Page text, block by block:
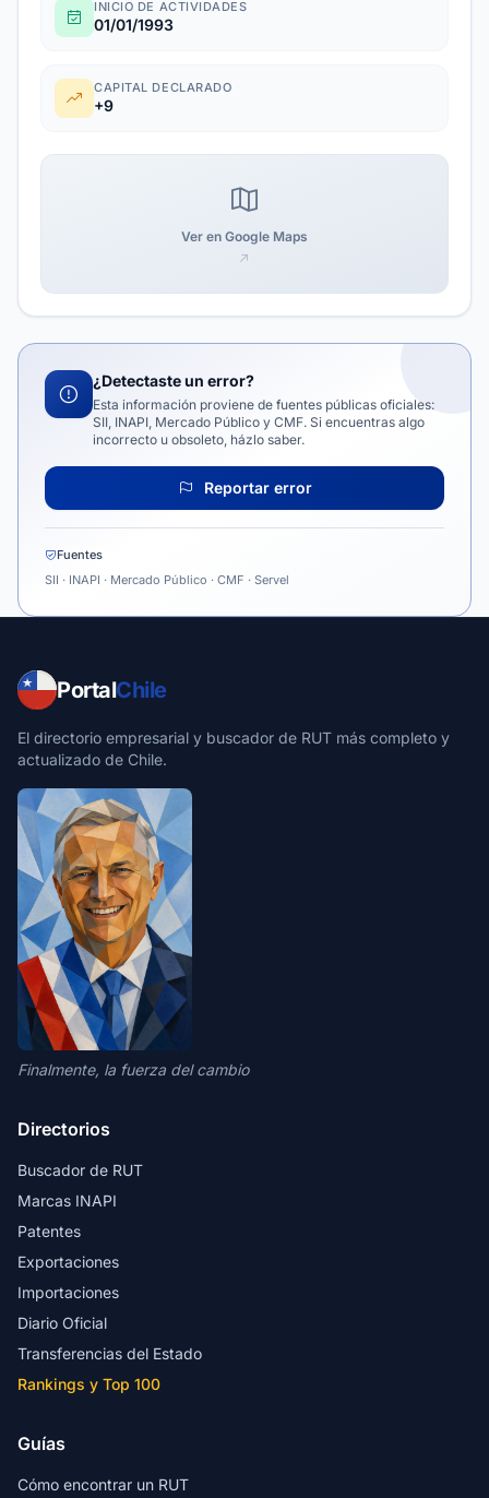
INICIO DE ACTIVIDADES
01/01/1993
CAPITAL DECLARADO
+9
Ver en Google Maps
¿Detectaste un error?
Esta información proviene de fuentes públicas oficiales:
SII, INAPI, Mercado Público y CMF. Si encuentras algo
incorrecto u obsoleto, házlo saber.
Reportar error
Fuentes
SII · INAPI · Mercado Público · CMF · Servel
PortalChile
El directorio empresarial y buscador de RUT más completo y
actualizado de Chile.
Finalmente, la fuerza del cambio
Directorios
Buscador de RUT
Marcas INAPI
Patentes
Exportaciones
Importaciones
Diario Oficial
Transferencias del Estado
Rankings y Top 100
Guías
Cómo encontrar un RUT